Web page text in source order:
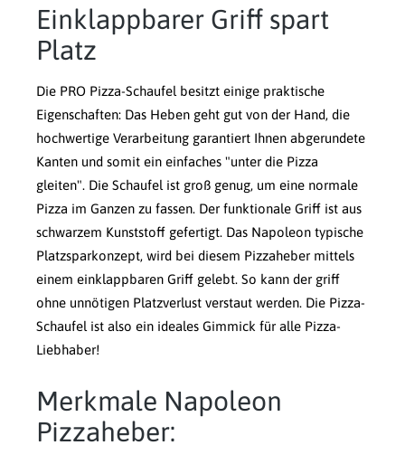
Einklappbarer Griff spart
Platz
Die PRO Pizza-Schaufel besitzt einige praktische
Eigenschaften: Das Heben geht gut von der Hand, die
hochwertige Verarbeitung garantiert Ihnen abgerundete
Kanten und somit ein einfaches "unter die Pizza
gleiten". Die Schaufel ist groß genug, um eine normale
Pizza im Ganzen zu fassen. Der funktionale Griff ist aus
schwarzem Kunststoff gefertigt. Das Napoleon typische
Platzsparkonzept, wird bei diesem Pizzaheber mittels
einem einklappbaren Griff gelebt. So kann der griff
ohne unnötigen Platzverlust verstaut werden. Die Pizza-
Schaufel ist also ein ideales Gimmick für alle Pizza-
Liebhaber!
Merkmale Napoleon
Pizzaheber: